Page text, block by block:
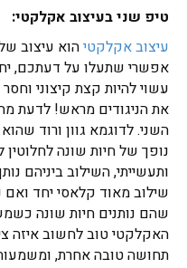
טיפ שני בעיצוב אקלקטי:
עיצוב אקלקטיהוא עיצוב
אפשרי שתעלו על דעתכם,
עשוי להיות קצת קיצוני
את הניגודים מראש! לדעת
השני. לדוגמא גוון ורוד
נופך של חיות שונה לחלוטין
ותעשייתי, השילוב ביניהם
שילוב מאוד קלאסי יחד ואם
שהם נותנים חיות שונה
האקלקטי טוב לחשוב איזה
תחושה טובה אחרת,